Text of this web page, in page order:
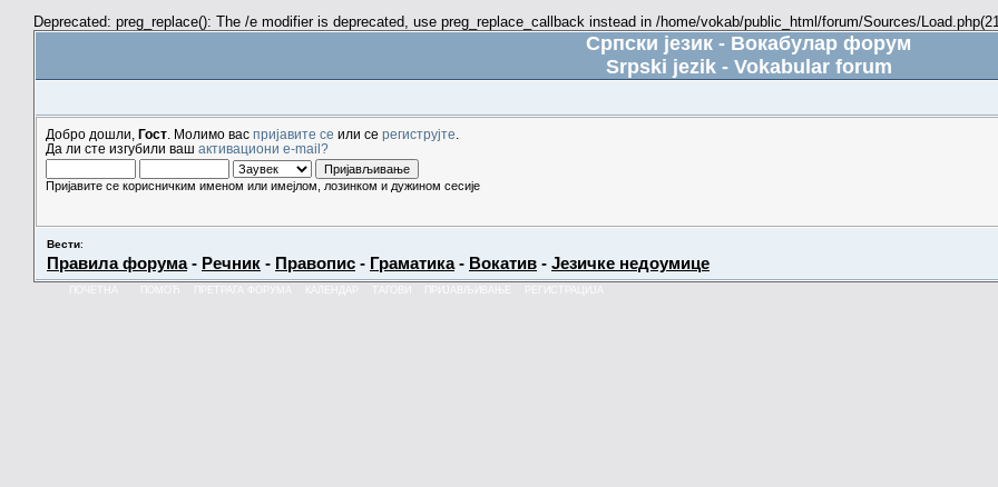
Deprecated: preg_replace(): The /e modifier is deprecated, use preg_replace_callback instead in /home/vokab/public_html/forum/Sources/
Српски језик - Вокабулар форум
Srpski jezik - Vokabular forum
Добро дошли, Гост . Молимо вас пријавите се или се региструјте
Да ли сте изгубили ваш активациони e-mail?
Пријавите се корисничким именом или имејлом, лозинком и дужином сесије
Вести:
Правила форума- Речник - Правопис - Граматика- Вокатив - Језичке недоумице
КАЛЕНДАР